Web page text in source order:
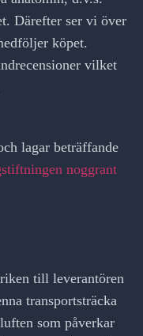
Därefter ser vi över
köpet.
vilket
lagar beträffande
noggrant
till leverantören
transportsträcka
som påverkar